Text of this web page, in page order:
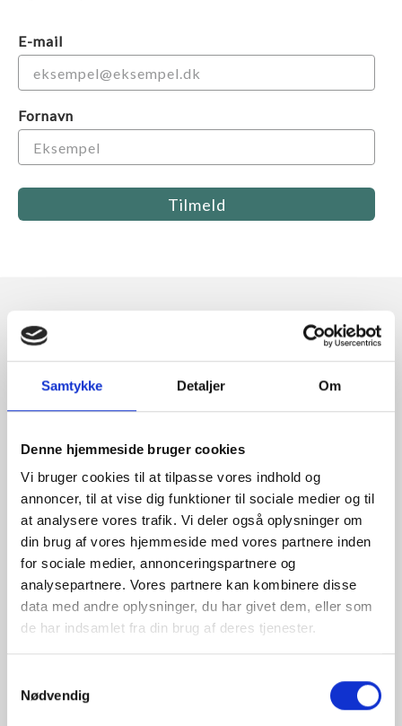
Samtykke Detaljer Om
Denne hjemmeside bruger cookies
Vi bruger cookies til at tilpasse vores indhold og
annoncer, til at vise dig funktioner til sociale medier og til
at analysere vores trafik. Vi deler også oplysninger om
din brug af vores hjemmeside med vores partnere inden
for sociale medier, annonceringspartnere og
analysepartnere. Vores partnere kan kombinere disse
data med andre oplysninger, du har givet dem, eller som
de har indsamlet fra din brug af deres tjenester.
Nødvendig
E-mail
Fornavn
Tilmeld
Rammeshoppen ApS
Ove Jensens Allé 31
Tlf: +45 77 34 11 00
info@rammeshoppen.dk
CVR: DK 27 63 11 42
Åbningstider for kontor
og afhentning:
Mandag - Torsdag: 09.00-16.00
Fredag: 09.00-15.30